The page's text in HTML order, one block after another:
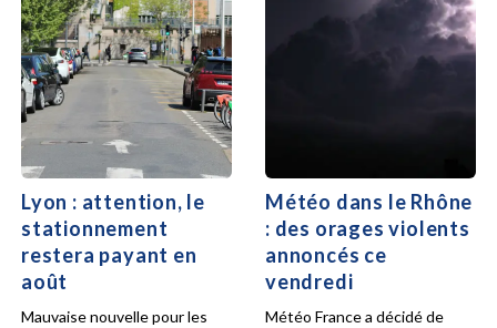
Lyon : attention, le
stationnement
restera payant en
août
Mauvaise nouvelle pour les
Météo dans le Rhône
: des orages violents
annoncés ce
vendredi
Météo France a décidé de